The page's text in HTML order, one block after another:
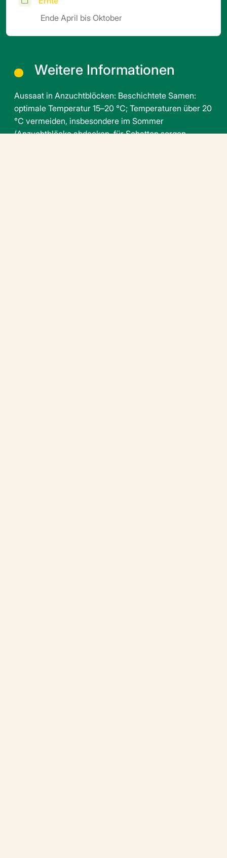
Ende April bis Oktober
Weitere Informationen
Aussaat in Anzuchtblöcken: Beschichtete Samen:
optimale Temperatur 15–20 °C; Temperaturen über 20
°C vermeiden, insbesondere im Sommer
(Anzuchtblöcke abdecken, für Schatten sorgen,